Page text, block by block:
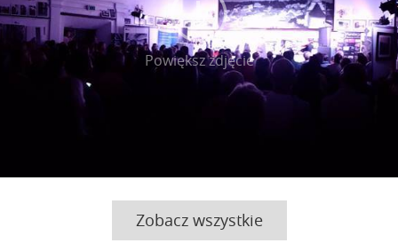
Powiększ zdjęcie
Zobacz wszystkie